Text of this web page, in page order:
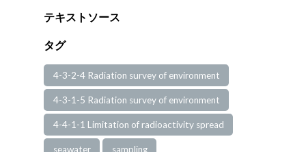
テキストソース
タグ
4-3-2-4 Radiation survey of environment
4-3-1-5 Radiation survey of environment
4-4-1-1 Limitation of radioactivity spread
seawater sampling